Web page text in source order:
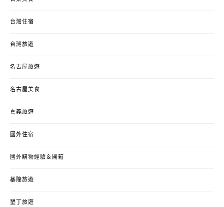
台灣住宿
台灣旅遊
名古屋旅遊
名古屋美食
嘉義旅遊
國外住宿
國外購物經驗＆開箱
基隆旅遊
墾丁旅遊